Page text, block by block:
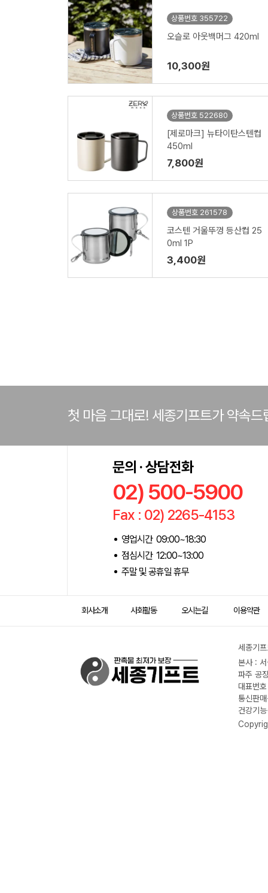
상품번호 355722
오슬로 아웃백머그 420ml
10,300원
상품번호 522680
[제로마크] 뉴타이탄스텐컵
450ml
7,800원
상품번호 261578
코스텐 거울뚜껑 등산컵 25
0ml 1P
3,400원
첫 마음 그대로! 세종기프트가 약속드
문의 · 상담전화
02) 500-5900
Fax : 02) 2265-4153
영업시간 09:00~18:30
점심시간 12:00~13:00
주말 및 공휴일 휴무
회사소개 사회활동 오시는길 이용약관
세종기
본사 :
파주 공
대표번
통신판
건강기